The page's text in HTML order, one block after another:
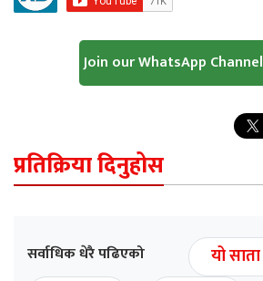
Join our WhatsApp Channel
प्रतिक्रिया दिनुहोस
सर्वाधिक धेरै पढिएको
यो साता